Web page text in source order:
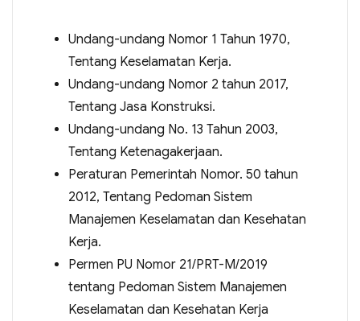
Undang-undang Nomor 1 Tahun 1970,
Tentang Keselamatan Kerja.
Undang-undang Nomor 2 tahun 2017,
Tentang Jasa Konstruksi.
Undang-undang No. 13 Tahun 2003,
Tentang Ketenagakerjaan.
Peraturan Pemerintah Nomor. 50 tahun
2012, Tentang Pedoman Sistem
Manajemen Keselamatan dan Kesehatan
Kerja.
Permen PU Nomor 21/PRT-M/2019
tentang Pedoman Sistem Manajemen
Keselamatan dan Kesehatan Kerja